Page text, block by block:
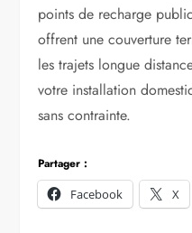
points de recharge
offrent une couverture
les trajets longue
votre installation
sans contrainte.
Partager :
Facebook
X